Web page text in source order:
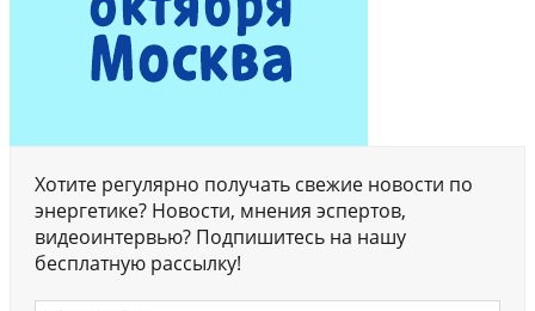
Хотите регулярно получать свежие новости по
энергетике? Новости, мнения эспертов,
видеоинтервью? Подпишитесь на нашу
бесплатную рассылку!